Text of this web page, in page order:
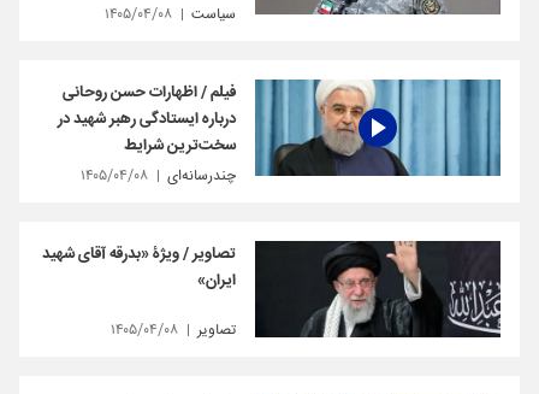
سیاست ۱۴۰۵/۰۴/۰۸
فیلم / اظهارات حسن روحانی
درباره ایستادگی رهبر شهید در
سخت‌ترین شرایط
چندرسانه‌ای ۱۴۰۵/۰۴/۰۸
تصاویر / ویژۀ «بدرقه آقای شهید
ایران»
تصاویر ۱۴۰۵/۰۴/۰۸